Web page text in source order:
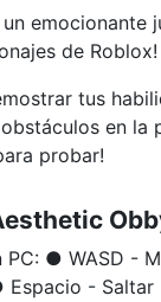
un emocionante
de Roblox!
tus
en la
probar!
PC: ● WASD -
- Saltar